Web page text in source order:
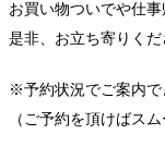
お買い物ついでや仕事
是非、お立ち寄りくだ
※予約状況でご案内で
（ご予約を頂けばス